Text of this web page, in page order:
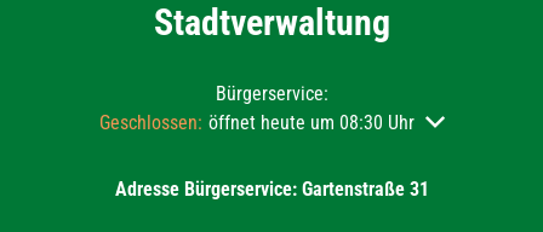
Stadtverwaltung
Bürgerservice:
Klicken, um weitere Öffnungs- oder Schließzeiten
Geschlossen: öffnet heute um 08:30 Uhr
Adresse Bürgerservice: Gartenstraße 31